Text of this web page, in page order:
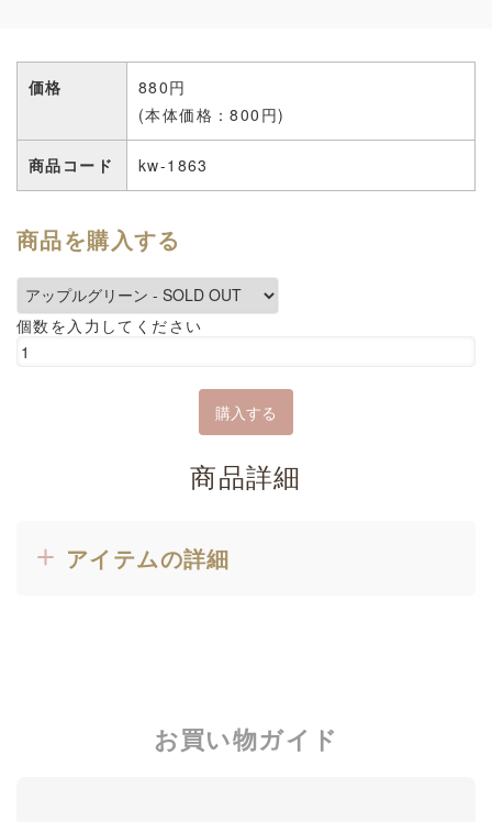
価格
880円
(本体価格：800円)
商品コード kw-1863
商品を購入する
個数を入力してください
商品詳細
アイテムの詳細
お買い物ガイド